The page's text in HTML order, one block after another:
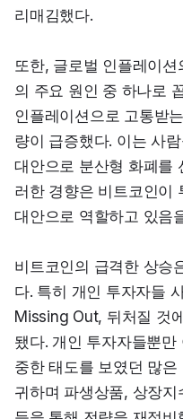
리매김했다.
또한, 글로벌 인플레이
의 주요 원인 중 하나로
인플레이션으로 고통받
량이 급증했다. 이는 사
대안으로 분산형 화폐를
러한 경향은 비트코인이
대안으로 역할하고 있음
비트코인의 급격한 상승
다. 특히 개인 투자자들
Missing Out, 뒤처질 것
됐다. 개인 투자자들뿐
중한 태도를 보였던 많
귀하며 파생상품, 상장